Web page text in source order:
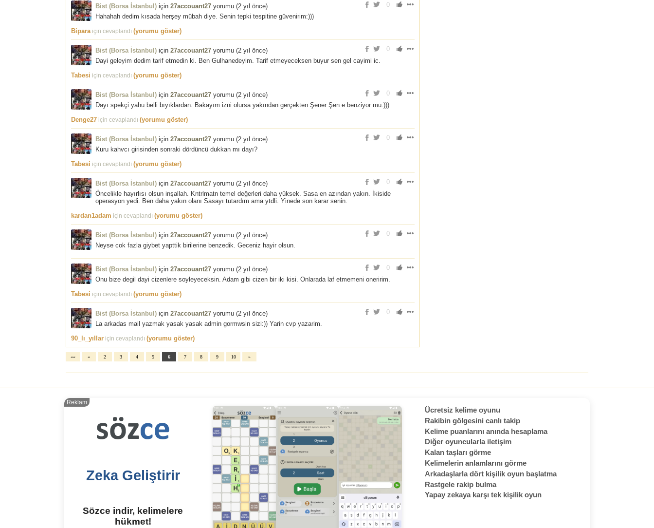
0
Bist (Borsa İstanbul) için 27accouant27 yorumu (2 yıl önce)
Hahahah dedim kısada herşey mübah diye. Senin tepki tespitine güvenirim:)))
Biparaiçin cevaplandı (yorumu göster)
0
Bist (Borsa İstanbul) için 27accouant27 yorumu (2 yıl önce)
Dayi geleyim dedim tarif etmedin ki. Ben Gulhanedeyim. Tarif etmeyeceksen buyur sen gel cayimi ic.
Tabesi için cevaplandı (yorumu göster)
0
Bist (Borsa İstanbul) için 27accouant27 yorumu (2 yıl önce)
Dayı spekçi yahu belli bıyıklardan. Bakayım izni olursa yakından gerçekten Şener Şen e benziyor mu:)))
Denge27 için cevaplandı (yorumu göster)
0
Bist (Borsa İstanbul) için 27accouant27 yorumu (2 yıl önce)
Kuru kahvcı girisinden sonraki dördüncü dukkan mı dayı?
Tabesi için cevaplandı (yorumu göster)
0
Bist (Borsa İstanbul) için 27accouant27 yorumu (2 yıl önce)
Öncelikle hayırlısı olsun inşallah. Kntrlmatn temel değerleri daha yüksek. Sasa en azından yakın. İkiside
operasyon yedi. Ben daha yakın olanı Sasayı tutardım ama ytdli. Yinede son karar senin.
kardan1adam için cevaplandı (yorumu göster)
0
Bist (Borsa İstanbul) için 27accouant27 yorumu (2 yıl önce)
Neyse cok fazla giybet yapttik birilerine benzedik. Geceniz hayir olsun.
0
Bist (Borsa İstanbul) için 27accouant27 yorumu (2 yıl önce)
Onu bize degil dayi cizenlere soyleyeceksin. Adam gibi cizen bir iki kisi. Onlarada laf etmemeni oneririm.
Tabesi için cevaplandı (yorumu göster)
0
Bist (Borsa İstanbul) için 27accouant27 yorumu (2 yıl önce)
La arkadas mail yazmak yasak yasak admin gormwsin sizi:)) Yarin cvp yazarim.
90_lı_yıllar için cevaplandı (yorumu göster)
«« « 2 3 4 5 6 7 8 9 10 »
Zeka Geliştirir
Sözce indir, kelimelere
hükmet!
Ücretsiz kelime oyunu
Rakibin gölgesini canlı takip
Kelime puanlarını anında hesaplama
Diğer oyuncularla iletişim
Kalan taşları görme
Kelimelerin anlamlarını görme
Arkadaşlarla dört kişilik oyun başlatma
Rastgele rakip bulma
Yapay zekaya karşı tek kişilik oyun
Reklam